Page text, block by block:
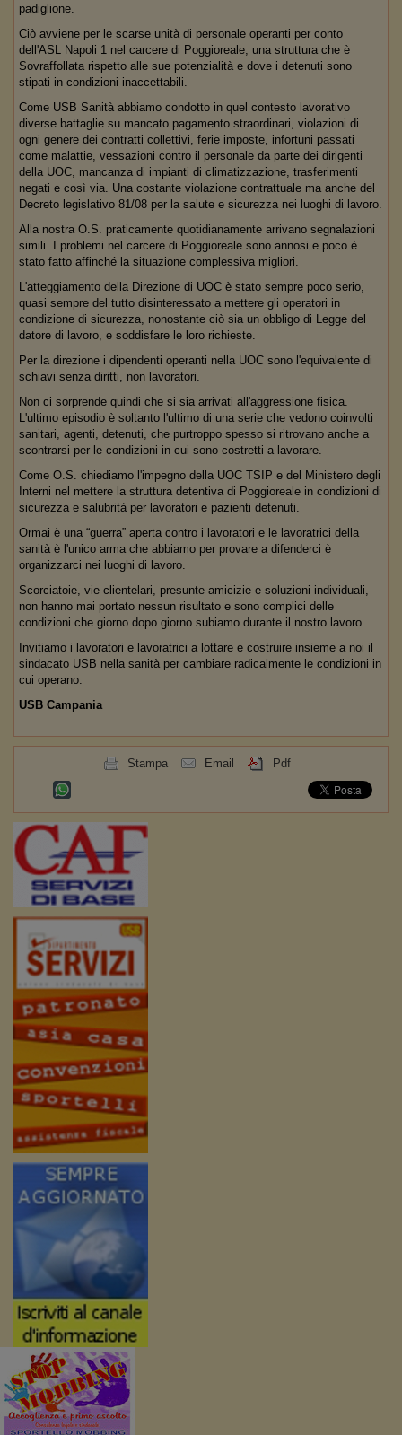
padiglione.
Ciò avviene per le scarse unità di personale operanti per conto
dell'ASL Napoli 1 nel carcere di Poggioreale, una struttura che è
Sovraffollata rispetto alle sue potenzialità e dove i detenuti sono
stipati in condizioni inaccettabili.
Come USB Sanità abbiamo condotto in quel contesto lavorativo
diverse battaglie su mancato pagamento straordinari, violazioni di
ogni genere dei contratti collettivi, ferie imposte, infortuni passati
come malattie, vessazioni contro il personale da parte dei dirigenti
della UOC, mancanza di impianti di climatizzazione, trasferimenti
negati e così via. Una costante violazione contrattuale ma anche del
Decreto legislativo 81/08 per la salute e sicurezza nei luoghi di lavoro.
Alla nostra O.S. praticamente quotidianamente arrivano segnalazioni
simili. I problemi nel carcere di Poggioreale sono annosi e poco è
stato fatto affinché la situazione complessiva migliori.
L'atteggiamento della Direzione di UOC è stato sempre poco serio,
quasi sempre del tutto disinteressato a mettere gli operatori in
condizione di sicurezza, nonostante ciò sia un obbligo di Legge del
datore di lavoro, e soddisfare le loro richieste.
Per la direzione i dipendenti operanti nella UOC sono l'equivalente di
schiavi senza diritti, non lavoratori.
Non ci sorprende quindi che si sia arrivati all'aggressione fisica.
L'ultimo episodio è soltanto l'ultimo di una serie che vedono coinvolti
sanitari, agenti, detenuti, che purtroppo spesso si ritrovano anche a
scontrarsi per le condizioni in cui sono costretti a lavorare.
Come O.S. chiediamo l'impegno della UOC TSIP e del Ministero degli
Interni nel mettere la struttura detentiva di Poggioreale in condizioni di
sicurezza e salubrità per lavoratori e pazienti detenuti.
Ormai è una “guerra” aperta contro i lavoratori e le lavoratrici della
sanità è l'unico arma che abbiamo per provare a difenderci è
organizzarci nei luoghi di lavoro.
Scorciatoie, vie clientelari, presunte amicizie e soluzioni individuali,
non hanno mai portato nessun risultato e sono complici delle
condizioni che giorno dopo giorno subiamo durante il nostro lavoro.
Invitiamo i lavoratori e lavoratrici a lottare e costruire insieme a noi il
sindacato USB nella sanità per cambiare radicalmente le condizioni in
cui operano.
USB Campania
Stampa Email Pdf